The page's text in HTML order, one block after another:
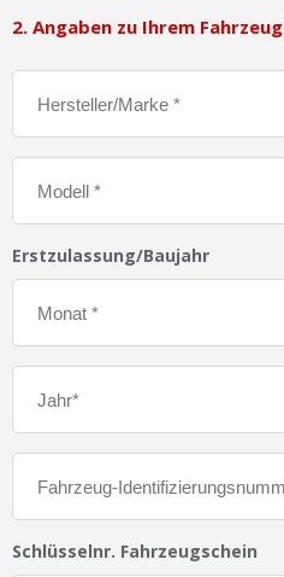
2. Angaben zu Ihrem Fahrzeug
Erstzulassung/Baujahr
Schlüsselnr. Fahrzeugschein